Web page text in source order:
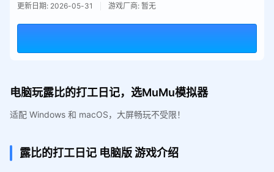
更新日期: 2026-05-31 游戏厂商: 暂无
电脑玩露比的打工日记，选MuMu模拟器
适配 Windows 和 macOS，大屏畅玩不受限！
露比的打工日记 电脑版游戏介绍